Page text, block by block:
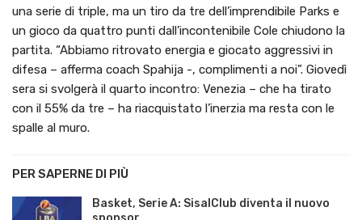
una serie di triple, ma un tiro da tre dell’imprendibile Parks e
un gioco da quattro punti dall’incontenibile Cole chiudono la
partita. “Abbiamo ritrovato energia e giocato aggressivi in
difesa – afferma coach Spahija -, complimenti a noi”. Giovedì
sera si svolgerà il quarto incontro: Venezia – che ha tirato
con il 55% da tre – ha riacquistato l’inerzia ma resta con le
spalle al muro.
PER SAPERNE DI PIÙ
Basket, Serie A: SisalClub diventa il nuovo